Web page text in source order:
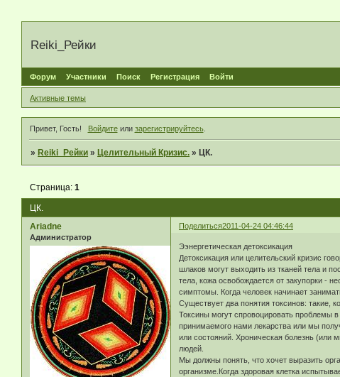
Reiki_Рейки
Форум Участники Поиск Регистрация Войти
Активные темы
Привет, Гость! Войдитеили зарегистрируйтесь.
» Reiki_Рейки » Целительный Кризис. » ЦК.
ЦК.
Страница:1
Поделиться2011-04-24 04:46:44
Ariadne
Администратор
Ээнергетическая детоксикация
Детоксикация или целительский кризис
шлаков могут выходить из тканей тела и
тела, кожа освобождается от закупорки -
симптомы. Когда человек начинает
Существует два понятия токсинов: такие,
Токсины могут спровоцировать проблемы
принимаемого нами лекарства или мы
или состояний. Хроническая болезнь (или
людей.
Мы должны понять, что хочет выразить
организме.Когда здоровая клетка